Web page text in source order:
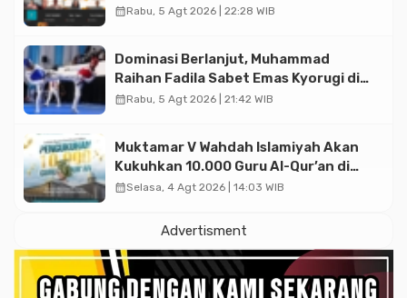
Diskusi Paramadina
calendar_monthRabu, 5 Agt 2026 | 22:28 WIB
Dominasi Berlanjut, Muhammad
Raihan Fadila Sabet Emas Kyorugi di
Asian Taekwondo Indonesia Open
calendar_monthRabu, 5 Agt 2026 | 21:42 WIB
Muktamar V Wahdah Islamiyah Akan
Kukuhkan 10.000 Guru Al-Qur’an di
Masjid Istiqlal
calendar_monthSelasa, 4 Agt 2026 | 14:03 WIB
Advertisment